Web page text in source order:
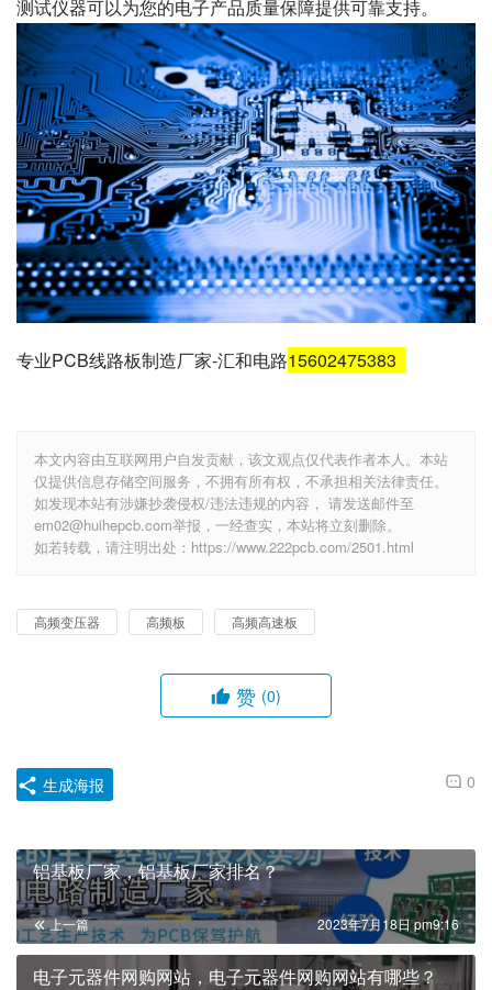
测试仪器可以为您的电子产品质量保障提供可靠支持。
专业PCB线路板制造厂家-汇和电路15602475383
本文内容由互联网用户自发贡献，该文观点仅代表作者本人。本站
仅提供信息存储空间服务，不拥有所有权，不承担相关法律责任。
如发现本站有涉嫌抄袭侵权/违法违规的内容， 请发送邮件至
em02@huihepcb.com举报，一经查实，本站将立刻删除。
如若转载，请注明出处：https://www.222pcb.com/2501.html
高频变压器 高频板 高频高速板
赞 (0)
0
生成海报
铝基板厂家，铝基板厂家排名？
上一篇 2023年7月18日 pm9:16
电子元器件网购网站，电子元器件网购网站有哪些？